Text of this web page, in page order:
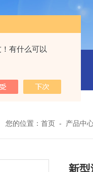
有什么可以
您的位置：首页 - 产品中
新